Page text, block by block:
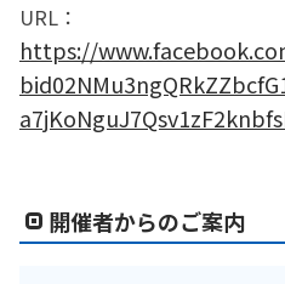
URL：
https://
開催者からのご案内